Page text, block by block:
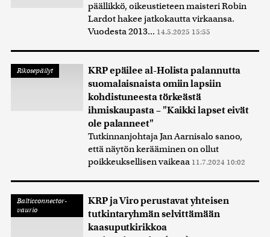
päällikkö, oikeustieteen maisteri Robin
Lardot hakee jatkokautta virkaansa.
Vuodesta 2013... 14.5.2025 15:55
Rikosepäilyt
KRP epäilee al-Holista palannutta
suomalaisnaista omiin lapsiin
kohdistuneesta törkeästä
ihmiskaupasta – "Kaikki lapset eivät
ole palanneet"
Tutkinnanjohtaja Jan Aarnisalo sanoo,
että näytön kerääminen on ollut
poikkeuksellisen vaikeaa 11.7.2024 10:02
Balticconnector-
vaurio
KRP ja Viro perustavat yhteisen
tutkintaryhmän selvittämään
kaasuputkirikkoa